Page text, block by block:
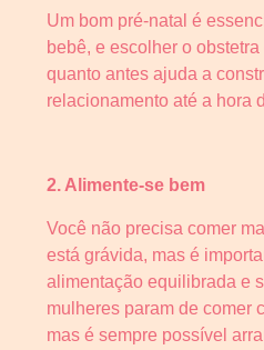
Um bom pré-natal é
bebê, e escolher o
quanto antes ajuda a
relacionamento até a hora
2. Alimente-se bem
Você não precisa comer
está grávida, mas é
alimentação equilibrada e
mulheres param de comer
mas é sempre possível